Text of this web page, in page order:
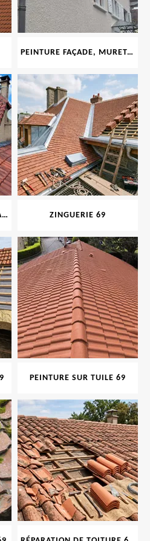
PEINTURE FAÇADE, MURET, TOITURE, BOISERIE, FERRONERIE, GOUTTIÈRE 69
NETTOYAGE ET DÉMOUSSAGE DE TOITURE ET FAÇADE 69 ZINGUERIE 69
PEINTURE SUR TUILE 69